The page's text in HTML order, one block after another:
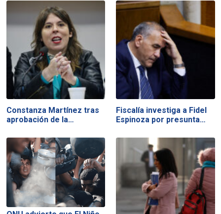
Constanza Martínez tras
aprobación de la…
Fiscalía investiga a Fidel
Espinoza por presunta…